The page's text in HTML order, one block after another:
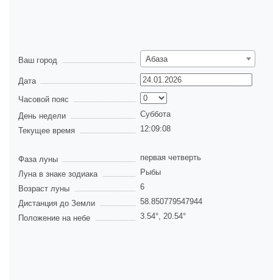
Ваш город Абаза
Дата
Часовой пояс
День недели
Суббота
Текущее время
12:09:09
Фаза луны
первая четверть
Луна в знаке зодиака
Рыбы
Возраст луны
6
Дистанция до Земли
58.850779547944
Положение на небе
3.54°, 20.54°